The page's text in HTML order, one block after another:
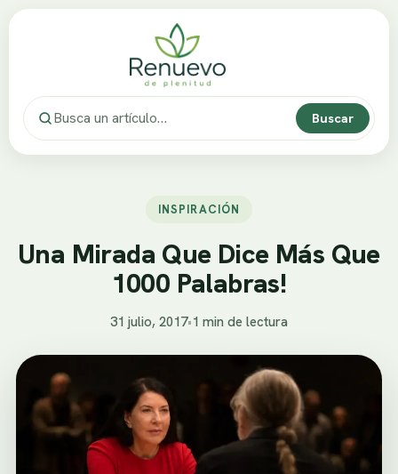
Buscar
INSPIRACIÓN
Una Mirada Que Dice Más Que
1000 Palabras!
31 julio, 2017•1 min de lectura